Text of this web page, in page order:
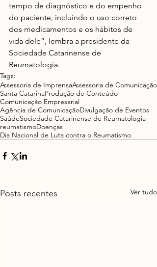
tempo de diagnóstico e do empenho
do paciente, incluindo o uso correto
dos medicamentos e os hábitos de
vida dele”, lembra a presidente da
Sociedade Catarinense de
Reumatologia.
Tags:
Assessoria de ImprensaAssessoria de Comunicação
Santa CatarinaProdução de Conteúdo
Comunicação Empresarial
Agência de ComunicaçãoDivulgação de Eventos
SaúdeSociedade Catarinense de Reumatologia
reumatismoDoenças
Dia Nacional de Luta contra o Reumatismo
Posts recentes Ver tudo